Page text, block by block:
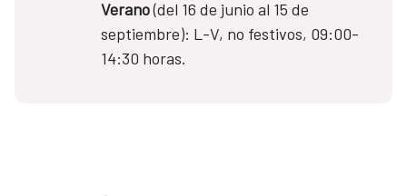
Verano(del 16 de junio al 15 de
septiembre): L-V, no festivos, 09:00-
14:30 horas.